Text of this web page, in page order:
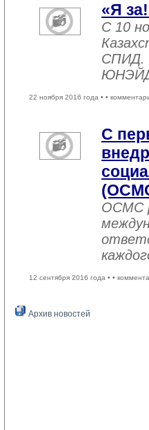
«Я
С 10
СПИД.
22 ноября 2016 года • •
С
ОСМС
12 сентября 2016 года • •
Архив новостей